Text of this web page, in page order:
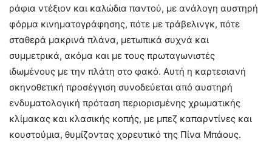
ράφια ντέξιον και καλώδια παντού, με ανάλογη αυστηρή
φόρμα κινηματογράφησης, πότε με τράβελινγκ, πότε
σταθερά μακρινά πλάνα, μετωπικά συχνά και
συμμετρικά, ακόμα και με τους πρωταγωνιστές
ιδωμένους με την πλάτη στο φακό. Αυτή η καρτεσιανή
σκηνοθετική προσέγγιση συνοδεύεται από αυστηρή
ενδυματολογική πρόταση περιορισμένης χρωματικής
κλίμακας και κλασικής κοπής, με μπεζ καπαρντίνες και
κουστούμια, θυμίζοντας χορευτικό της Πίνα Μπάους.